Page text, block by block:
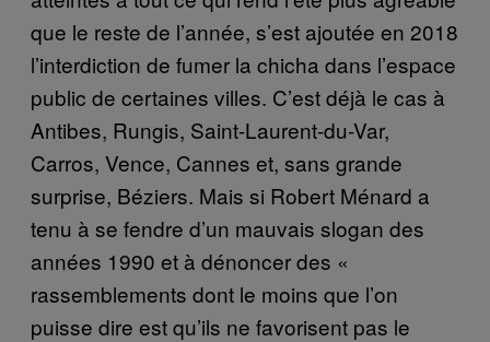
que le reste de l’année, s’est ajoutée en 2018
l’interdiction de fumer la chicha dans l’espace
public de certaines villes. C’est déjà le cas à
Antibes, Rungis, Saint-Laurent-du-Var,
Carros, Vence, Cannes et, sans grande
surprise, Béziers. Mais si Robert Ménard a
tenu à se fendre d’un mauvais slogan des
années 1990 et à dénoncer des «
rassemblements dont le moins que l’on
puisse dire est qu’ils ne favorisent pas le